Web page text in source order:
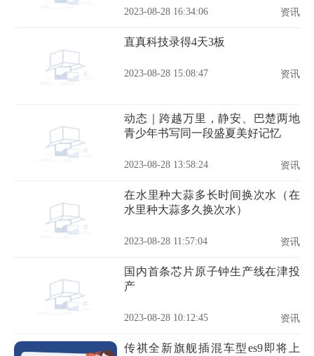
2023-08-28 16:34:06 资讯
直真科技录得4天3板
2023-08-28 15:08:47 资讯
动态｜跨越万里，静安、巴楚两地
青少年书写同一段盛夏美好记忆
2023-08-28 13:58:24 资讯
在水里种大蒜多长时间换次水（在
水里种大蒜多久换次水）
2023-08-28 11:57:04 资讯
国内首条芯片原子钟生产线在津投
产
2023-08-28 10:12:45 资讯
传祺全新旗舰插混车型es9即将上